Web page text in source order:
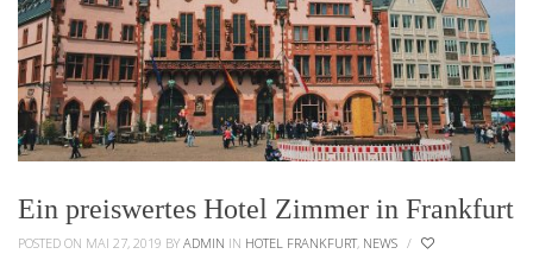
Ein preiswertes Hotel Zimmer in Frankfurt
POSTED ON MAI 27, 2019 BY ADMIN IN HOTEL FRANKFURT, NEWS /